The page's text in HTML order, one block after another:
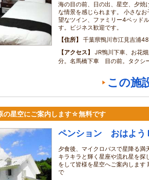
海の目の前、日の出、星空、夕焼
な情景を感じられます。 小さな
望なツイン、ファミリー4ベッド
す。ビジネス歓迎です。
住所
千葉県鴨川市江見吉浦
アクセス
JR鴨川下車、お花
分。名馬橋下車 目の前。タクシ
この施
の星空にご案内します☆無料です
ペンション おはよう
夕食後、マイクロバスで星降る
キラキラと輝く星座や流れ星を探
をして皆様を星空へご案内しま
で